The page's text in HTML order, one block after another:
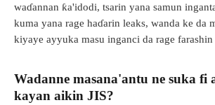
waɗannan ƙa'idodi, tsarin yana samun
kuma yana rage haɗarin leaks, wanda ke da
kiyaye ayyuka masu inganci da rage farashin
Wadanne masana'antu ne suka fi
kayan aikin JIS?